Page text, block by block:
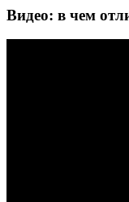
Видео: в чем